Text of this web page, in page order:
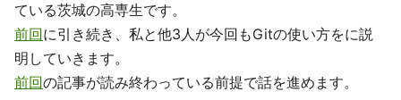
ている茨城の高専生です。
前回に引き続き、私と他3人が今回もGitの使い方をに説
明していきます。
前回の記事が読み終わっている前提で話を進めます。